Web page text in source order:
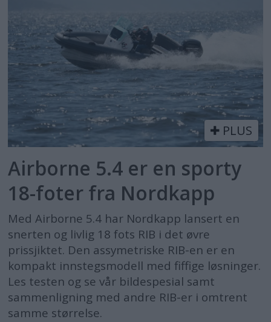
PLUS
Airborne 5.4 er en sporty
18-foter fra Nordkapp
Med Airborne 5.4 har Nordkapp lansert en
snerten og livlig 18 fots RIB i det øvre
prissjiktet. Den assymetriske RIB-en er en
kompakt innstegsmodell med fiffige løsninger.
Les testen og se vår bildespesial samt
sammenligning med andre RIB-er i omtrent
samme størrelse.